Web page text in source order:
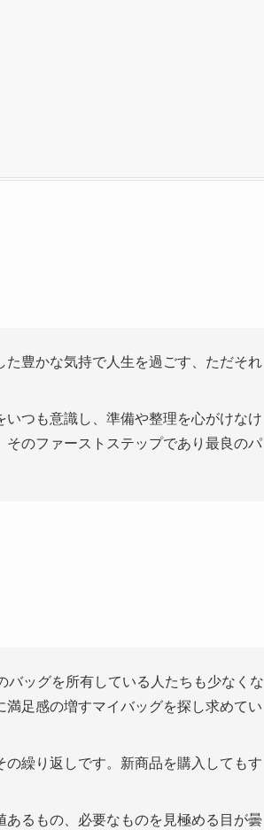
豊かな気持で人生を過ごす、ただそれ
つも意識し、準備や整理を心がけなけ
のファーストステップであり最良のパ
ッグを所有している人たちも少なくな
足感の増すマイバッグを探し求めてい
繰り返しです。新商品を購入してもす
るもの、必要なものを見極める目が曇